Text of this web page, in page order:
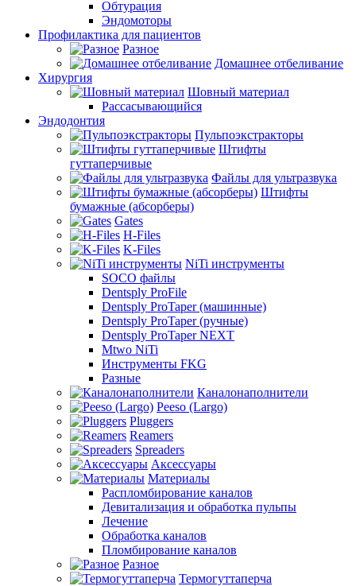
Обтурация
Эндомоторы
Профилактика для пациентов
Разное
Домашнее отбеливание
Хирургия
Шовный материал
Рассасывающийся
Эндодонтия
Пульпоэкстракторы
Штифты
гуттаперчивые
Файлы для ультразвука
Штифты
бумажные (абсорберы)
Gates
H-Files
K-Files
NiTi инструменты
SOCO файлы
Dentsply ProFile
Dentsply ProTaper (машинные)
Dentsply ProTaper (ручные)
Dentsply ProTaper NEXT
Mtwo NiTi
Инструменты FKG
Разные
Каналонаполнители
Peeso (Largo)
Pluggers
Reamers
Spreaders
Аксессуары
Материалы
Распломбирование каналов
Девитализация и обработка пульпы
Лечение
Обработка каналов
Пломбирование каналов
Разное
Термогуттаперча